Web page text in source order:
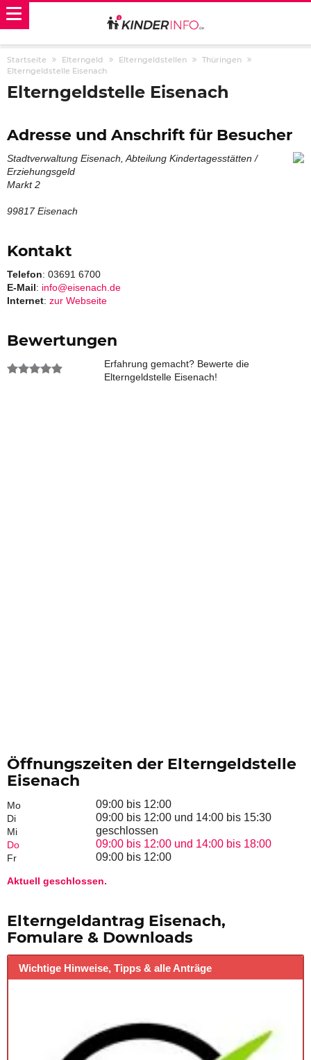
Startseite Elterngeld Elterngeldstellen
Thüringen
Elterngeldstelle Eisenach
Elterngeldstelle Eisenach
Adresse und Anschrift für Besucher
Stadtverwaltung Eisenach, Abteilung Kindertagesstätten /
Erziehungsgeld
Markt 2
99817 Eisenach
Kontakt
Telefon: 03691 6700
E-Mail: info@eisenach.de
Internet: zur Webseite
Bewertungen
Erfahrung gemacht? Bewerte die
Elterngeldstelle Eisenach!
Öffnungszeiten der Elterngeldstelle
Eisenach
Mo 09:00 bis 12:00
Di 09:00 bis 12:00 und 14:00 bis 15:30
Mi geschlossen
Do 09:00 bis 12:00 und 14:00 bis 18:00
Fr 09:00 bis 12:00
Aktuell geschlossen.
Elterngeldantrag Eisenach,
Fomulare & Downloads
Wichtige Hinweise, Tipps & alle Anträge